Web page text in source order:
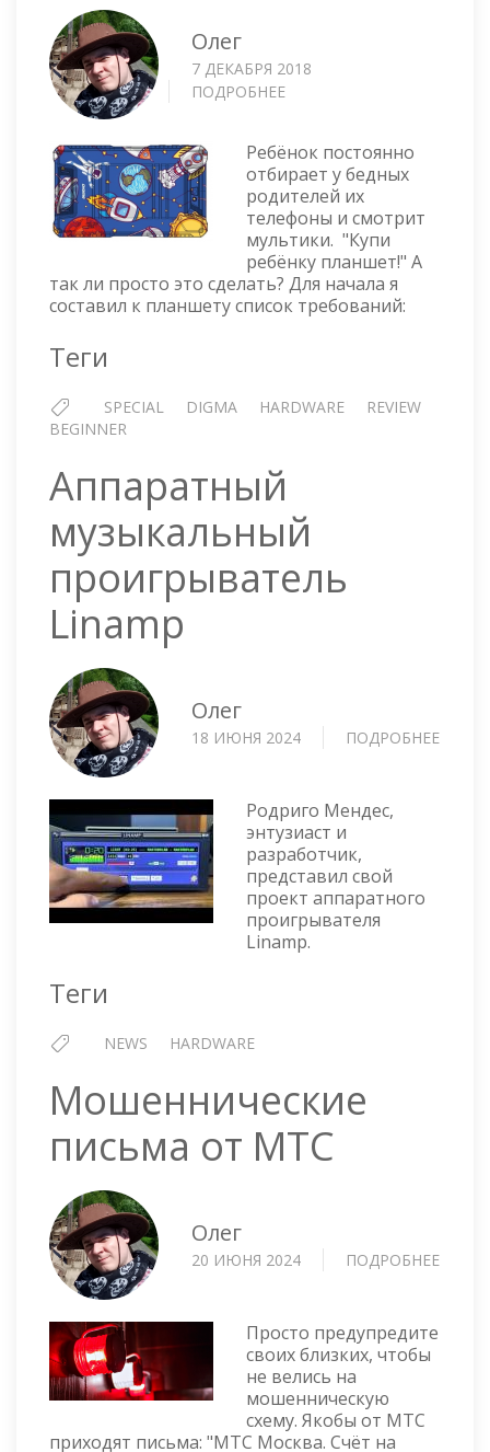
Олег
7 ДЕКАБРЯ 2018
ПОДРОБНЕЕ
ДЕТЕЙ
—
DIGMA
PLANE
7565N
3G
Ребёнок постоянно
отбирает у бедных
родителей их
телефоны и смотрит
мультики. "Купи
ребёнку планшет!" А
так ли просто это сделать? Для начала я
составил к планшету список требований:
Теги
SPECIAL DIGMA HARDWARE
REVIEW
BEGINNER
Аппаратный
музыкальный
проигрыватель
Linamp
Олег
18 ИЮНЯ 2024 ПОДРОБНЕЕ
Родриго Мендес,
энтузиаст и
разработчик,
представил свой
проект аппаратного
проигрывателя
Linamp.
Теги
NEWS HARDWARE
Мошеннические
письма от МТС
Олег
20 ИЮНЯ 2024 ПОДРОБНЕЕ
Просто предупредите
своих близких, чтобы
не велись на
мошенническую
схему. Якобы от МТС
приходят письма: "МТС Москва. Счёт на